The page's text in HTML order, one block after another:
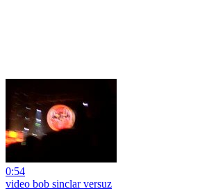
0:54
video bob sinclar versuz